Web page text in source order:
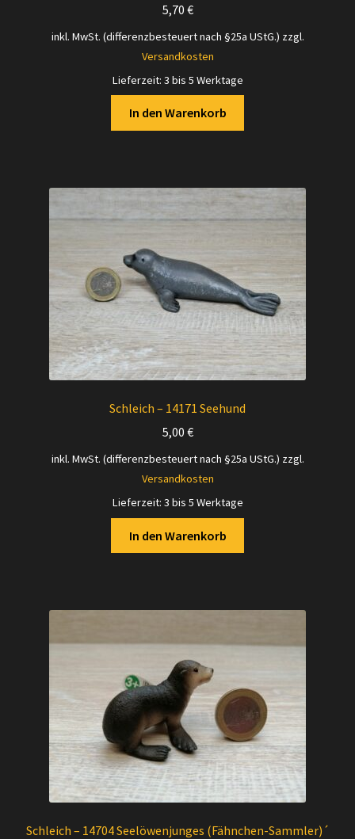
5,70 €
inkl. MwSt. (differenzbesteuert nach §25a UStG.) zzgl.
Versandkosten
Lieferzeit: 3 bis 5 Werktage
In den Warenkorb
Schleich – 14171 Seehund
5,00 €
inkl. MwSt. (differenzbesteuert nach §25a UStG.) zzgl.
Versandkosten
Lieferzeit: 3 bis 5 Werktage
In den Warenkorb
Schleich – 14704 Seelöwenjunges (Fähnchen-Sammler)´